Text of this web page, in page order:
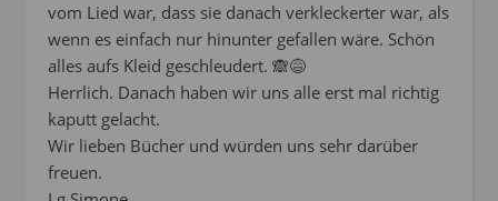
vom Lied war, dass sie danach verkleckerter war, als
wenn es einfach nur hinunter gefallen wäre. Schön
alles aufs Kleid geschleudert. 🙈😅
Herrlich. Danach haben wir uns alle erst mal richtig
kaputt gelacht.
Wir lieben Bücher und würden uns sehr darüber
freuen.